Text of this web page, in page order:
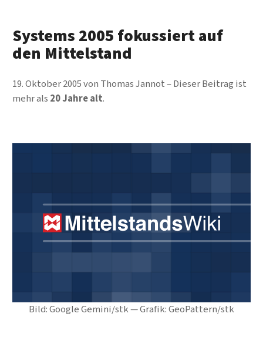
Bild: Google Gemini/stk — Grafik: GeoPattern/stk
Systems 2005 fokussiert auf
den Mittelstand
19. Oktober 2005von Thomas Jannot
Dieser Beitrag ist
mehr als 20 Jahre alt.